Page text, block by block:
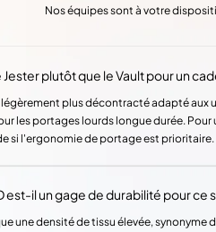
Nos équipes sont à votre
plutôt que le Vault pour un
légèrement plus décontracté adapté
les portages lourds longue durée.
si l'ergonomie de portage est prioritaire.
il un gage de durabilité pour ce
une densité de tissu élevée,